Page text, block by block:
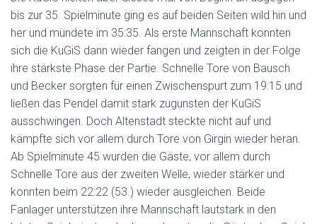
bis zur 35. Spielminute ging es auf beiden Seiten wild hin und
her und mündete im 35:35. Als erste Mannschaft konnten
sich die KuGiS dann wieder fangen und zeigten in der Folge
ihre stärkste Phase der Partie. Schnelle Tore von Bausch
und Becker sorgten für einen Zwischenspurt zum 19:15 und
ließen das Pendel damit stark zugunsten der KuGiS
ausschwingen. Doch Altenstadt steckte nicht auf und
kämpfte sich vor allem durch Tore von Girgin wieder heran.
Ab Spielminute 45 wurden die Gäste, vor allem durch
Schnelle Tore aus der zweiten Welle, wieder stärker und
konnten beim 22:22 (53.) wieder ausgleichen. Beide
Fanlager unterstützen ihre Mannschaft lautstark in den